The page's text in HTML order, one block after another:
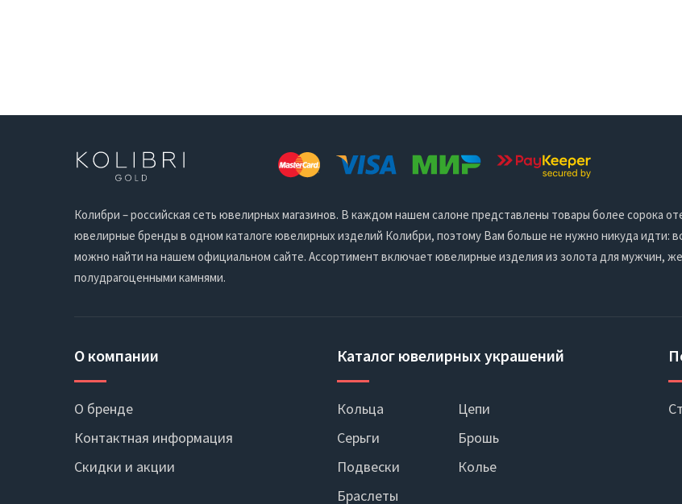
Колибри – российская сеть ювелирных магазинов. В каждом нашем салоне представлены товары более сорока
ювелирные бренды в одном каталоге ювелирных изделий Колибри, поэтому Вам больше не нужно никуда идти:
можно найти на нашем официальном сайте. Ассортимент включает ювелирные изделия из золота для мужчин,
полудрагоценными камнями.
О компании
О бренде
Контактная информация
Скидки и акции
Каталог ювелирных украшений
Кольца
Серьги
Подвески
Браслеты
Цепи
Брошь
Колье